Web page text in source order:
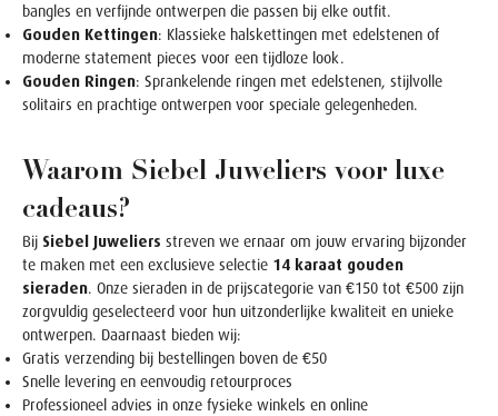
bangles en verfijnde ontwerpen die passen bij elke outfit.
Gouden Kettingen: Klassieke halskettingen met edelstenen of
moderne statement pieces voor een tijdloze look.
Gouden Ringen: Sprankelende ringen met edelstenen, stijlvolle
solitairs en prachtige ontwerpen voor speciale gelegenheden.
Waarom Siebel Juweliers voor luxe
cadeaus?
Bij Siebel Juweliers streven we ernaar om jouw ervaring bijzonder
te maken met een exclusieve selectie 14 karaat gouden
sieraden. Onze sieraden in de prijscategorie van €150 tot €500 zijn
zorgvuldig geselecteerd voor hun uitzonderlijke kwaliteit en unieke
ontwerpen. Daarnaast bieden wij:
Gratis verzending bij bestellingen boven de €50
Snelle levering en eenvoudig retourproces
Professioneel advies in onze fysieke winkels en online